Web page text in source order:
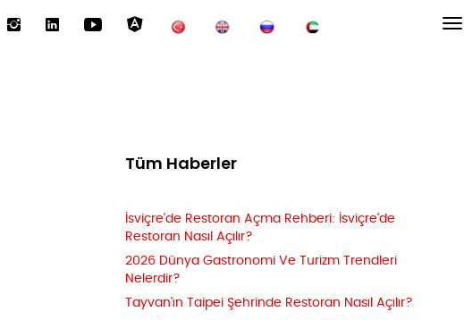
Tüm Haberler
İsviçre'de Restoran Açma Rehberi: İsviçre'de
Restoran Nasıl Açılır?
2026 Dünya Gastronomi Ve Turizm Trendleri
Nelerdir?
Tayvan'ın Taipei Şehrinde Restoran Nasıl Açılır?